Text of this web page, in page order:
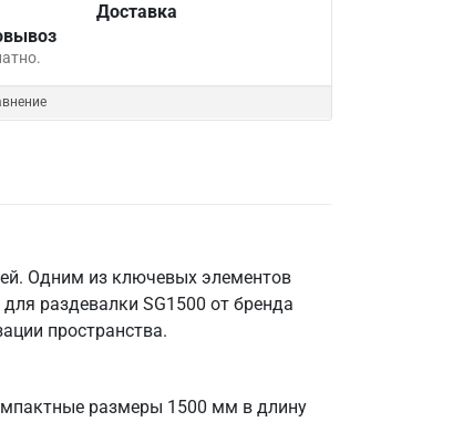
Доставка
Одним из ключевых элементов
раздевалки SG1500 от бренда
пространства.
размеры 1500 мм в длину